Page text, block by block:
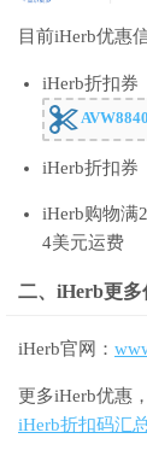
目前iHerb优惠
iHerb折扣券
AVW8840
iHerb折扣券
iHerb购物满
4美元运费
二、iHerb更多
iHerb官网：
更多iHerb优惠
iHerb折扣码汇